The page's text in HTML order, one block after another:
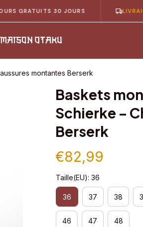
30 JOURS LIVRAISON
montantes Berserk
Baskets
Schierke –
Berserk
€82,99
Taille(EU): 36
36 37 38
46 47 48